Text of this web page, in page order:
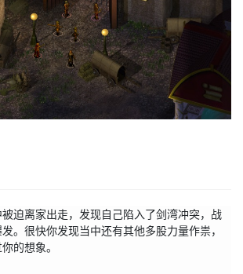
迫离家出走，发现自己陷入了剑湾冲突，战
。很快你发现当中还有其他多股力量作祟，
的想象。